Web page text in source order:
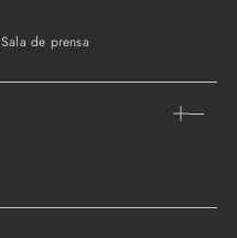
Sala de prensa